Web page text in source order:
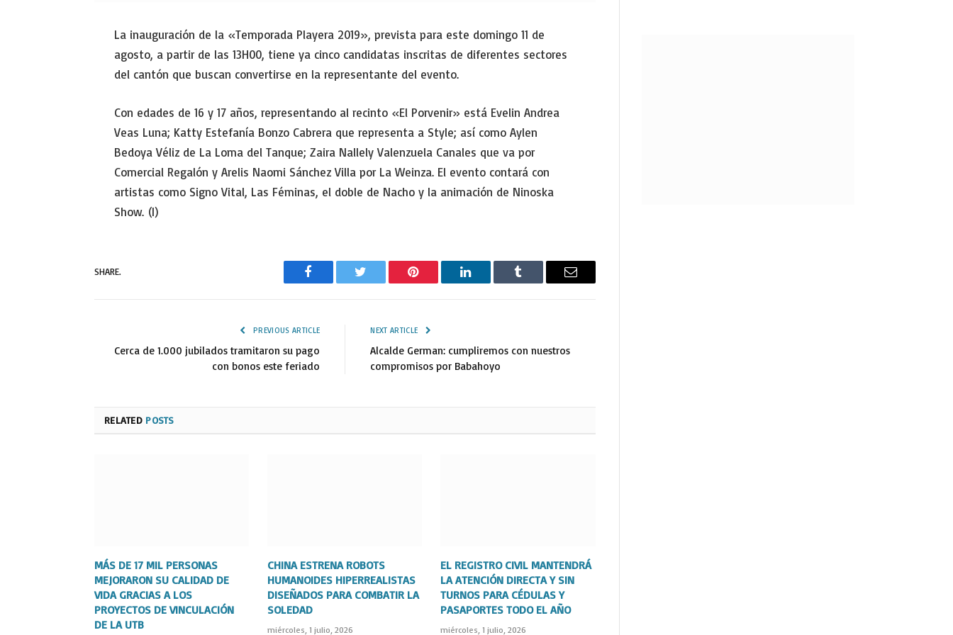
La inauguración de la «Temporada Playera 2019», prevista para este domingo 11 de
agosto, a partir de las 13H00, tiene ya cinco candidatas inscritas de diferentes sectores
del cantón que buscan convertirse en la representante del evento.
Con edades de 16 y 17 años, representando al recinto «El Porvenir» está Evelin Andrea
Veas Luna; Katty Estefanía Bonzo Cabrera que representa a Style; así como Aylen
Bedoya Véliz de La Loma del Tanque; Zaira Nallely Valenzuela Canales que va por
Comercial Regalón y Arelis Naomi Sánchez Villa por La Weinza. El evento contará con
artistas como Signo Vital, Las Féminas, el doble de Nacho y la animación de Ninoska
Show. (I)
SHARE.
Facebook Twitter Pinterest LinkedIn Tumblr Email
PREVIOUS ARTICLE
Cerca de 1.000 jubilados tramitaron su pago
con bonos este feriado
NEXT ARTICLE
Alcalde German: cumpliremos con nuestros
compromisos por Babahoyo
RELATED POSTS
MÁS DE 17 MIL PERSONAS
MEJORARON SU CALIDAD DE
VIDA GRACIAS A LOS
PROYECTOS DE VINCULACIÓN
DE LA UTB
CHINA ESTRENA ROBOTS
HUMANOIDES HIPERREALISTAS
DISEÑADOS PARA COMBATIR LA
SOLEDAD
miércoles, 1 julio, 2026
EL REGISTRO CIVIL MANTENDRÁ
LA ATENCIÓN DIRECTA Y SIN
TURNOS PARA CÉDULAS Y
PASAPORTES TODO EL AÑO
miércoles, 1 julio, 2026